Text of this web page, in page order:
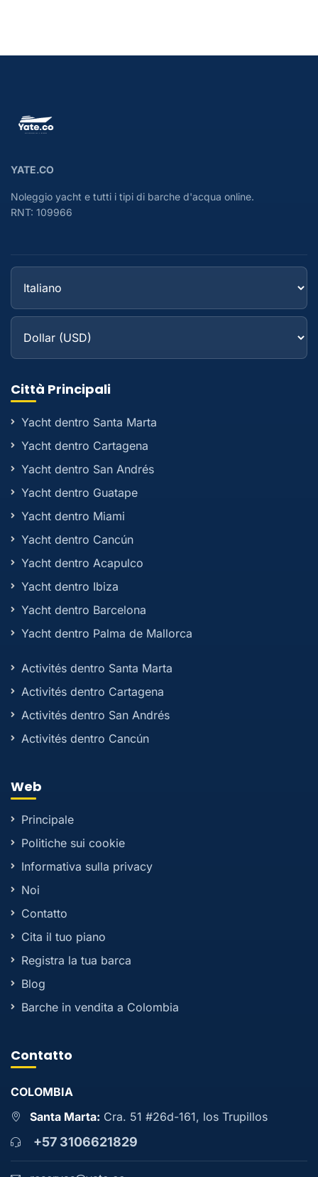
YATE.CO
Noleggio yacht e tutti i tipi di barche d'acqua online.
RNT: 109966
Città Principali
Yacht dentro Santa Marta
Yacht dentro Cartagena
Yacht dentro San Andrés
Yacht dentro Guatape
Yacht dentro Miami
Yacht dentro Cancún
Yacht dentro Acapulco
Yacht dentro Ibiza
Yacht dentro Barcelona
Yacht dentro Palma de Mallorca
Activités dentro Santa Marta
Activités dentro Cartagena
Activités dentro San Andrés
Activités dentro Cancún
Web
Principale
Politiche sui cookie
Informativa sulla privacy
Noi
Contatto
Cita il tuo piano
Registra la tua barca
Blog
Barche in vendita a Colombia
Contatto
COLOMBIA
Santa Marta: Cra. 51 #26d-161, los Trupillos
+57 3106621829